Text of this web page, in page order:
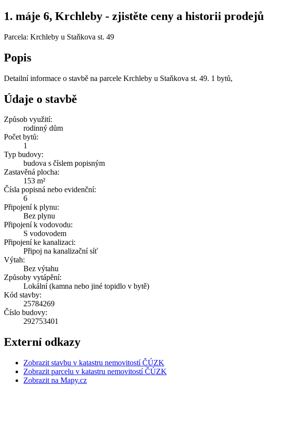
1. máje 6, Krchleby - zjistěte ceny a historii prodejů
Parcela: Krchleby u Staňkova st. 49
Popis
Detailní informace o stavbě na parcele Krchleby u Staňkova st. 49. 1 bytů,
Údaje o stavbě
Způsob využití:
rodinný dům
Počet bytů:
1
Typ budovy:
budova s číslem popisným
Zastavěná plocha:
153 m²
Čísla popisná nebo evidenční:
6
Připojení k plynu:
Bez plynu
Připojení k vodovodu:
S vodovodem
Připojení ke kanalizaci:
Připoj na kanalizační síť
Výtah:
Bez výtahu
Způsoby vytápění:
Lokální (kamna nebo jiné topidlo v bytě)
Kód stavby:
25784269
Číslo budovy:
292753401
Externí odkazy
Zobrazit stavbu v katastru nemovitostí ČÚZK
Zobrazit parcelu v katastru nemovitostí ČÚZK
Zobrazit na Mapy.cz